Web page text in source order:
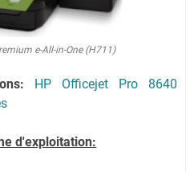
e-All-in-One (H711)
HP Officejet Pro 8640
d'exploitation: